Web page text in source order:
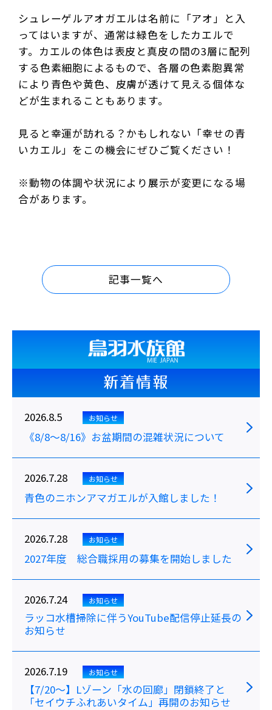
シュレーゲルアオガエルは名前に「アオ」と入
ってはいますが、通常は緑色をしたカエルで
す。カエルの体色は表皮と真皮の間の3層に配列
する色素細胞によるもので、各層の色素胞異常
により青色や黄色、皮膚が透けて見える個体な
どが生まれることもあります。
見ると幸運が訪れる？かもしれない「幸せの青
いカエル」をこの機会にぜひご覧ください！
※動物の体調や状況により展示が変更になる場
合があります。
記事一覧へ
新着情報
2026.8.5 お知らせ
《8/8～8/16》お盆期間の混雑状況について
2026.7.28 お知らせ
青色のニホンアマガエルが入館しました！
2026.7.28 お知らせ
2027年度 総合職採用の募集を開始しました
2026.7.24 お知らせ
ラッコ水槽掃除に伴うYouTube配信停止延長の
お知らせ
2026.7.19 お知らせ
【7/20～】Lゾーン「水の回廊」閉鎖終了と
「セイウチふれあいタイム」再開のお知らせ